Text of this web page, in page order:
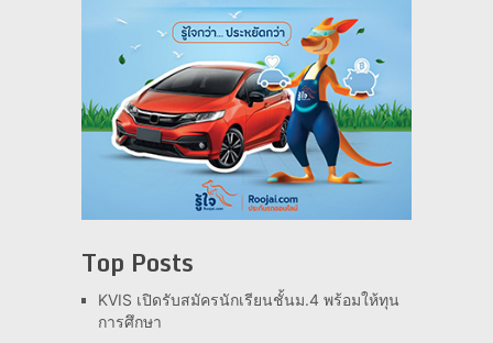
Top Posts
KVIS เปิดรับสมัครนักเรียนชั้นม.4 พร้อมให้ทุน
การศึกษา